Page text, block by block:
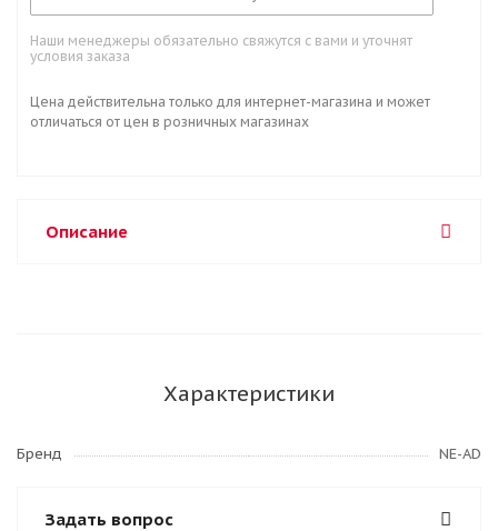
Наши менеджеры обязательно свяжутся с вами и уточнят
условия заказа
Цена действительна только для интернет-магазина и может
отличаться от цен в розничных магазинах
Описание
Характеристики
Бренд NE-AD
Задать вопрос